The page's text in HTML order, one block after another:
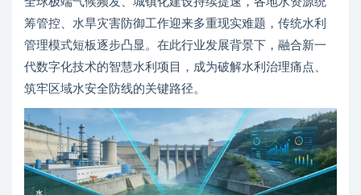
筹管控、水旱灾害防御工作迎来多重现实难题，传统水利
管理模式短板逐步凸显。在此行业发展背景下，融合新一
代数字化技术的智慧水利项目，成为破解水利治理痛点、
筑牢区域水安全防线的关键路径。